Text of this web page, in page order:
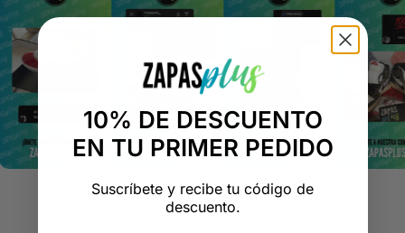
10% DE DESCUENTO
EN TU PRIMER PEDIDO
Suscríbete y recibe tu código de
descuento.